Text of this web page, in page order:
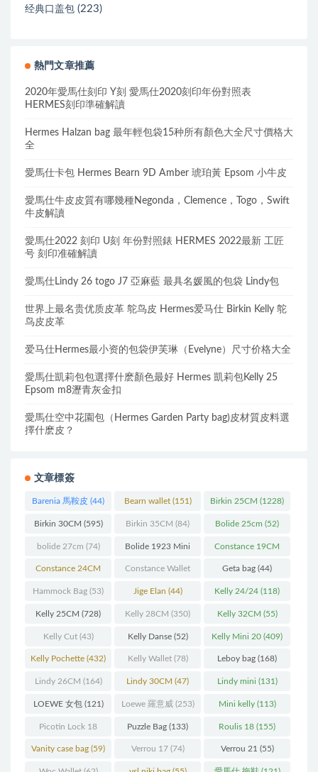
经典口盖包 (223)
熱門文章推薦
2020年愛馬仕刻印 Y刻 愛馬仕2020刻印年份對照表
HERMES刻印準確解讀
Hermes Halzan bag 最年輕包袋15种所有顏色大全尺寸價格大
全
愛馬仕卡包 Hermes Bearn 9D Amber 琥珀黃 Epsom 小牛皮
愛馬仕牛皮皮質有哪幾種Negonda，Clemence，Togo，Swift
牛皮解讀
愛馬仕2022 刻印 U刻 年份對照錶 HERMES 2022最新 工匠
号 刻印准確解讀
愛馬仕Lindy 26 togo J7 亞麻藍 最具名媛風的包袋 Lindy包
世界上最名贵优质皮革 鸵鸟皮 Hermes爱马仕 Birkin Kelly 鸵
鸟皮皮革
爱马仕Hermes最小资的包袋伊芙琳（Evelyne）尺寸价格大全
愛馬仕凱莉包包選擇什麽顏色最好 Hermes 凱莉包Kelly 25
Epsom m8瀝青灰金扣
愛馬仕空中花園包（Hermes Garden Party bag)皮材質皮料選
擇什麽皮？
文章標簽
Barenia 馬鞍皮 (44) Bearn wallet(151) Birkin 25CM (1228)
Birkin 30CM (595) Birkin 35CM (84) Bolide 25cm (52)
bolide 27cm (74) Bolide 1923 Mini
(93)
Constance 19CM
(571)
Constance 24CM
(216)
Constance Wallet
(60)
Geta bag (44)
Hammock Bag (53) Jige Elan (44) Kelly 24/24 (118)
Kelly 25CM (728) Kelly 28CM (350) Kelly 32CM (55)
Kelly Cut(43) Kelly Danse(52) Kelly Mini 20 (409)
Kelly Pochette (432) Kelly Wallet(78) Leboy bag (168)
Lindy 26CM (164) Lindy 30CM (47) Lindy mini (131)
LOEWE 女包(121) Loewe 羅意威(253) Mini kelly(113)
Picotin Lock 18
(202)
Puzzle Bag (133) Roulis 18 (155)
Vanity case bag (59) Verrou 17(74) Verrou 21 (55)